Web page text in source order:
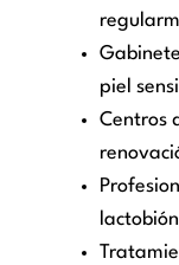
piel
Centros